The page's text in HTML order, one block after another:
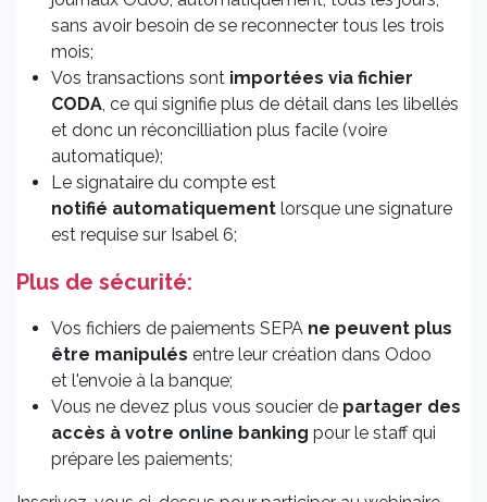
sans avoir besoin de se reconnecter tous les trois
mois;
Vos transactions sont importées via fichier
CODA , ce qui signifie plus de détail dans les libellés
et donc un réconcilliation plus facile (voire
automatique);
Le signataire du compte est
notifié automatiquement lorsque une signature
est requise sur Isabel 6;
Plus de sécurité:
Vos fichiers de paiements SEPA ne peuvent plus
être manipulés entre leur création dans Odoo
et l'envoie à la banque;
Vous ne devez plus vous soucier de partager des
accès à votre online banking pour le staff qui
prépare les paiements;